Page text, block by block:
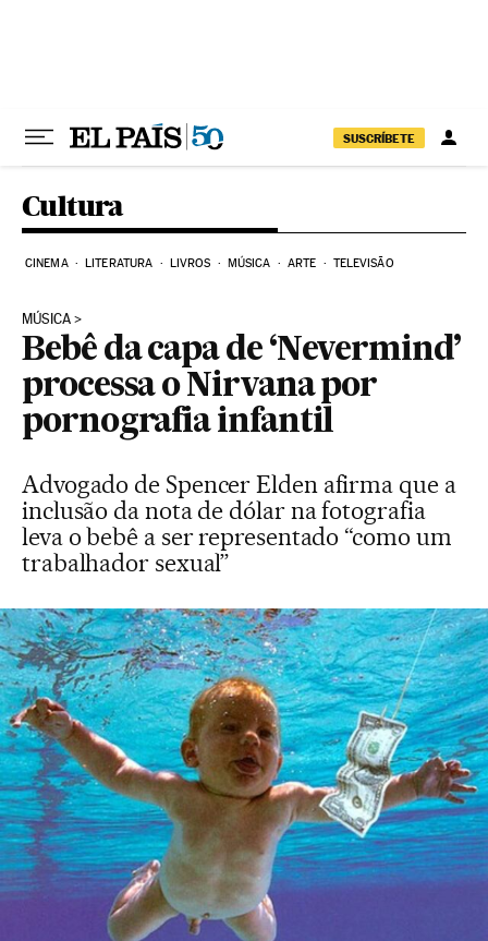
SUSCRÍBETE
Cultura
CINEMA LITERATURA LIVROS MÚSICA ARTE TELEVISÃO
MÚSICA
Bebê da capa de ‘Nevermind’
processa o Nirvana por
pornografia infantil
Advogado de Spencer Elden afirma que a
inclusão da nota de dólar na fotografia
leva o bebê a ser representado “como um
trabalhador sexual”